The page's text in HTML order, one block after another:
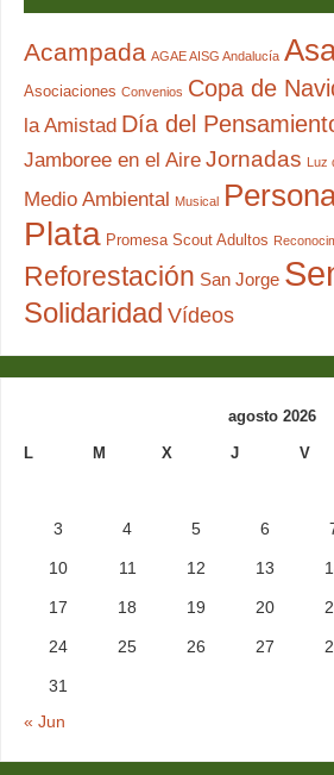
Acampada AGAE AISG Andalucía
Asociaciones Convenios Copa de
la Amistad Día del
Jamboree en el Aire Jornadas Luz
Medio Ambiental Musical
Plata Promesa Scout Adultos
Reforestación San Jorge
Solidaridad Vídeos
agosto 2026
L M X J V
3 4 5 6
10 11 12 13
17 18 19 20
24 25 26 27
31
« Jun